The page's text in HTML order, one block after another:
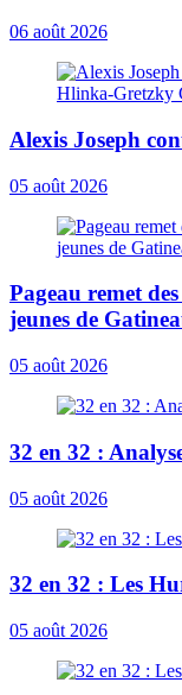
06 août 2026
Alexis Joseph
05 août 2026
Pageau remet
jeunes de
05 août 2026
32 en 32 :
05 août 2026
32 en 32 : Les
05 août 2026